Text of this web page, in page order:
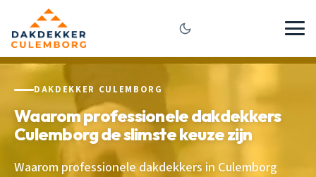
DAKDEKKER CULEMBORG
Waarom professionele dakdekkers
Culemborg de slimste keuze zijn
Waarom professionele dakdekkers in Culemborg